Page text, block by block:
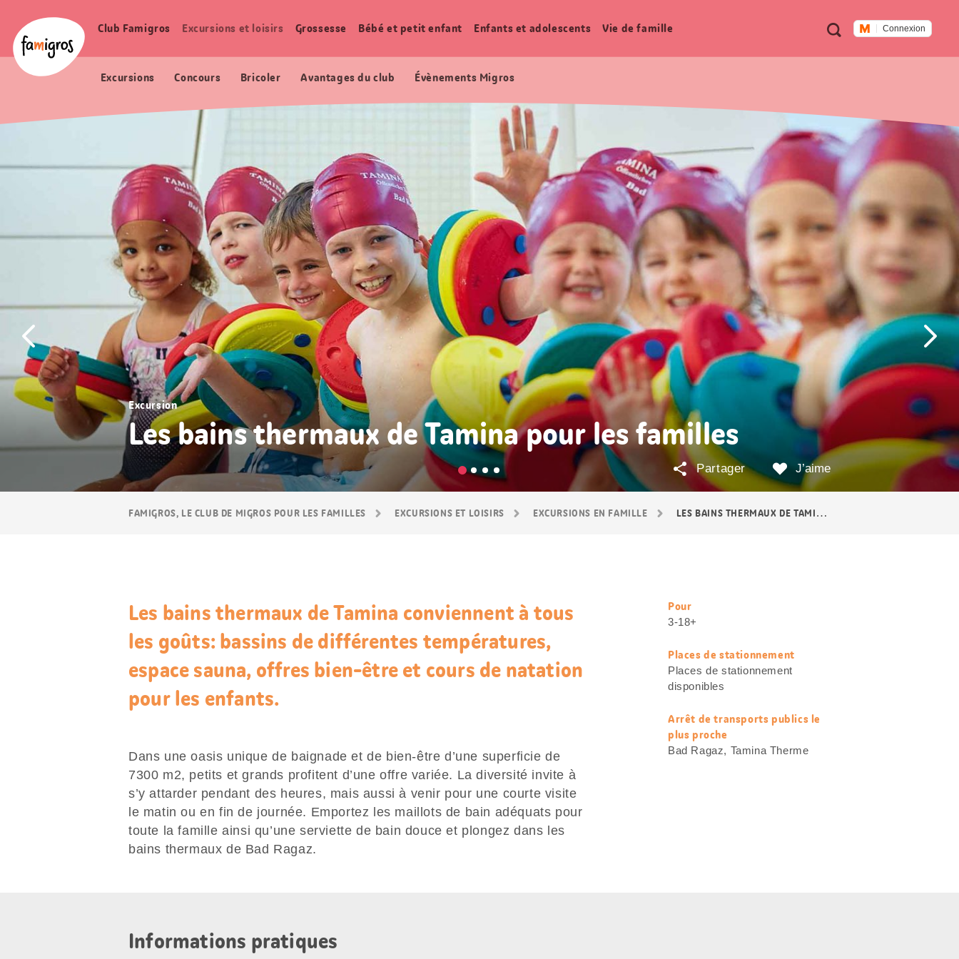
navigation
Logo
Métanavigation
RechercheConnexion
Navigation
Club Famigros Excursions et loisirs Grossesse Bébé et petit enfant Enfants et adolescents Vie de famille
Excursions Concours Bricoler Avantages du club Évènements Migros
FAMIGROS, LE CLUB DE MIGROS POUR LES FAMILLES EXCURSIONS ET LOISIRS EXCURSIONS EN FAMILLE LES BAINS THERMAUX DE TAMINA POUR LES FAMILLES
Excursion
Les bains thermaux de Tamina pour les familles
J’aime
Partager
Les bains thermaux de Tamina conviennent à tous
les goûts: bassins de différentes températures,
espace sauna, offres bien-être et cours de natation
pour les enfants.
Dans une oasis unique de baignade et de bien-être d’une superficie de
7300 m2, petits et grands profitent d’une offre variée. La diversité invite à
s’y attarder pendant des heures, mais aussi à venir pour une courte visite
le matin ou en fin de journée. Emportez les maillots de bain adéquats pour
toute la famille ainsi qu’une serviette de bain douce et plongez dans les
bains thermaux de Bad Ragaz.
Informations
utiles
Pour
3-18+
Places de stationnement
Places de stationnement
disponibles
Arrêt de transports publics le
plus proche
Bad Ragaz, Tamina Therme
Informations pratiques